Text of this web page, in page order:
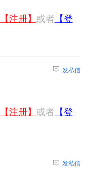
【注册】 或者 【登
发私信
【注册】 或者 【登
发私信